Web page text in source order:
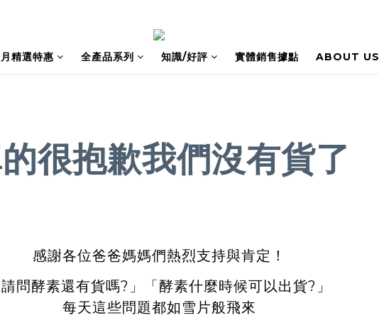
精選特惠 全產品系列 知識/好評 實體銷售據點 ABOUT US
很抱歉我們沒有貨了
感謝各位爸爸媽媽們熱烈支持與肯定！
問酵素還有貨嗎?」「酵素什麼時候可以出貨?」
每天這些問題都如雪片般飛來